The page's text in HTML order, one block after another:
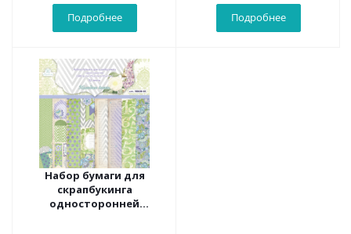
Подробнее
Подробнее
Набор бумаги для
скрапбукинга
односторонней